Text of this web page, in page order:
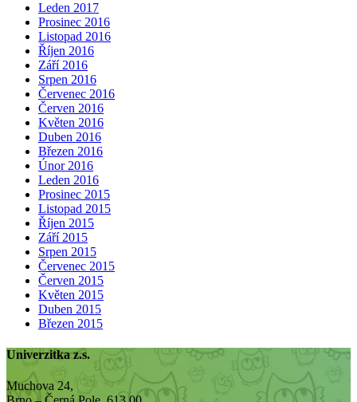
Leden 2017
Prosinec 2016
Listopad 2016
Říjen 2016
Září 2016
Srpen 2016
Červenec 2016
Červen 2016
Květen 2016
Duben 2016
Březen 2016
Únor 2016
Leden 2016
Prosinec 2015
Listopad 2015
Říjen 2015
Září 2015
Srpen 2015
Červenec 2015
Červen 2015
Květen 2015
Duben 2015
Březen 2015
Univerzitka z.s.
Muchova 24,